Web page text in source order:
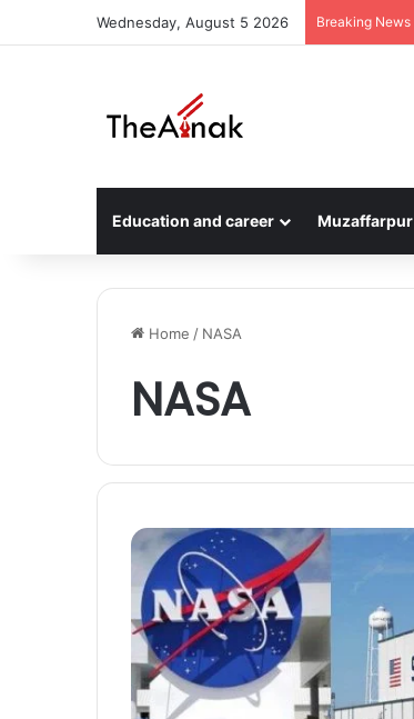
Wednesday, August 5 2026 Breaking News
Education and career Muzaffarpur
Home / NASA
NASA